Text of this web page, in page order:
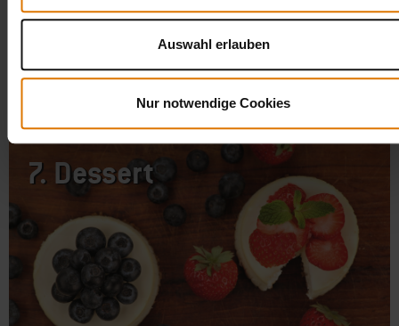
Auswahl erlauben
Nur notwendige Cookies
Hauptgang:Flanksteak mit Fächerkartoffeln, gegrilltem Lauchgemüse und Alabama
7. Dessert